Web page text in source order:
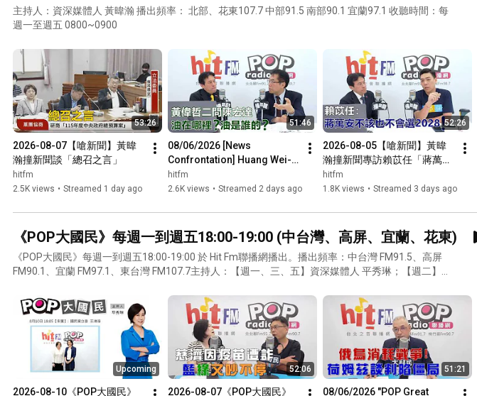
主持人：資深媒體人 黃暐瀚 播出頻率： 北部、花東107.7 中部91.5 南部90.1 宜蘭97.1 收聽時間：每
週一至週五 0800~0900
53:26
2026-08-07【嗆新聞】黃暐
瀚撞新聞談「總召之言」
hitfm
2.5K views • Streamed 1 day ago
51:46
08/06/2026 [News
Confrontation] Huang Wei-
han Hits the News: Interview
with Huang Wei-che —
hitfm
2.6K views • Streamed 2 days ago
52:26
2026-08-05【嗆新聞】黃暐
瀚撞新聞專訪賴苡任「蔣萬安
不該也不會選2028！」
hitfm
1.8K views • Streamed 3 days ago
《POP大國民》每週一到週五18:00-19:00 (中台灣、高屏、宜蘭、花東)
《POP大國民》每週一到週五18:00-19:00 於 Hit Fm聯播網播出。播出頻率：中台灣 FM91.5、高屏
FM90.1、宜蘭 FM97.1、東台灣 FM107.7主持人：【週一、三、五】資深媒體人 平秀琳；【週二】
Upcoming
2026-08-10《POP大國民》
52:06
2026-08-07《POP大國民》
51:21
08/06/2026 "POP Great